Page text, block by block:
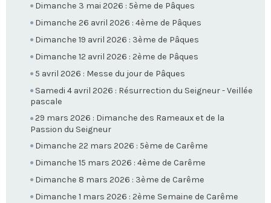
Dimanche 3 mai 2026 : 5ème de Pâques
Dimanche 26 avril 2026 : 4ème de Pâques
Dimanche 19 avril 2026 : 3ème de Pâques
Dimanche 12 avril 2026 : 2ème de Pâques
5 avril 2026 : Messe du jour de Pâques
Samedi 4 avril 2026 : Résurrection du Seigneur - Veillée
pascale
29 mars 2026 : Dimanche des Rameaux et de la
Passion du Seigneur
Dimanche 22 mars 2026 : 5ème de Carême
Dimanche 15 mars 2026 : 4ème de Carême
Dimanche 8 mars 2026 : 3ème de Carême
Dimanche 1 mars 2026 : 2ème Semaine de Carême